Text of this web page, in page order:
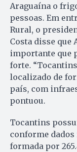
Araguaína o
pessoas. Em
Rural, o
Costa disse que
importante que
forte.
localizado de
país, com
pontuou.
Tocantins
conforme dados
formada por